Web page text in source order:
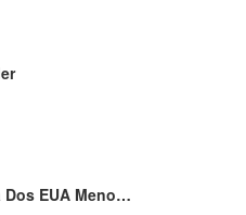
Dos EUA Meno…